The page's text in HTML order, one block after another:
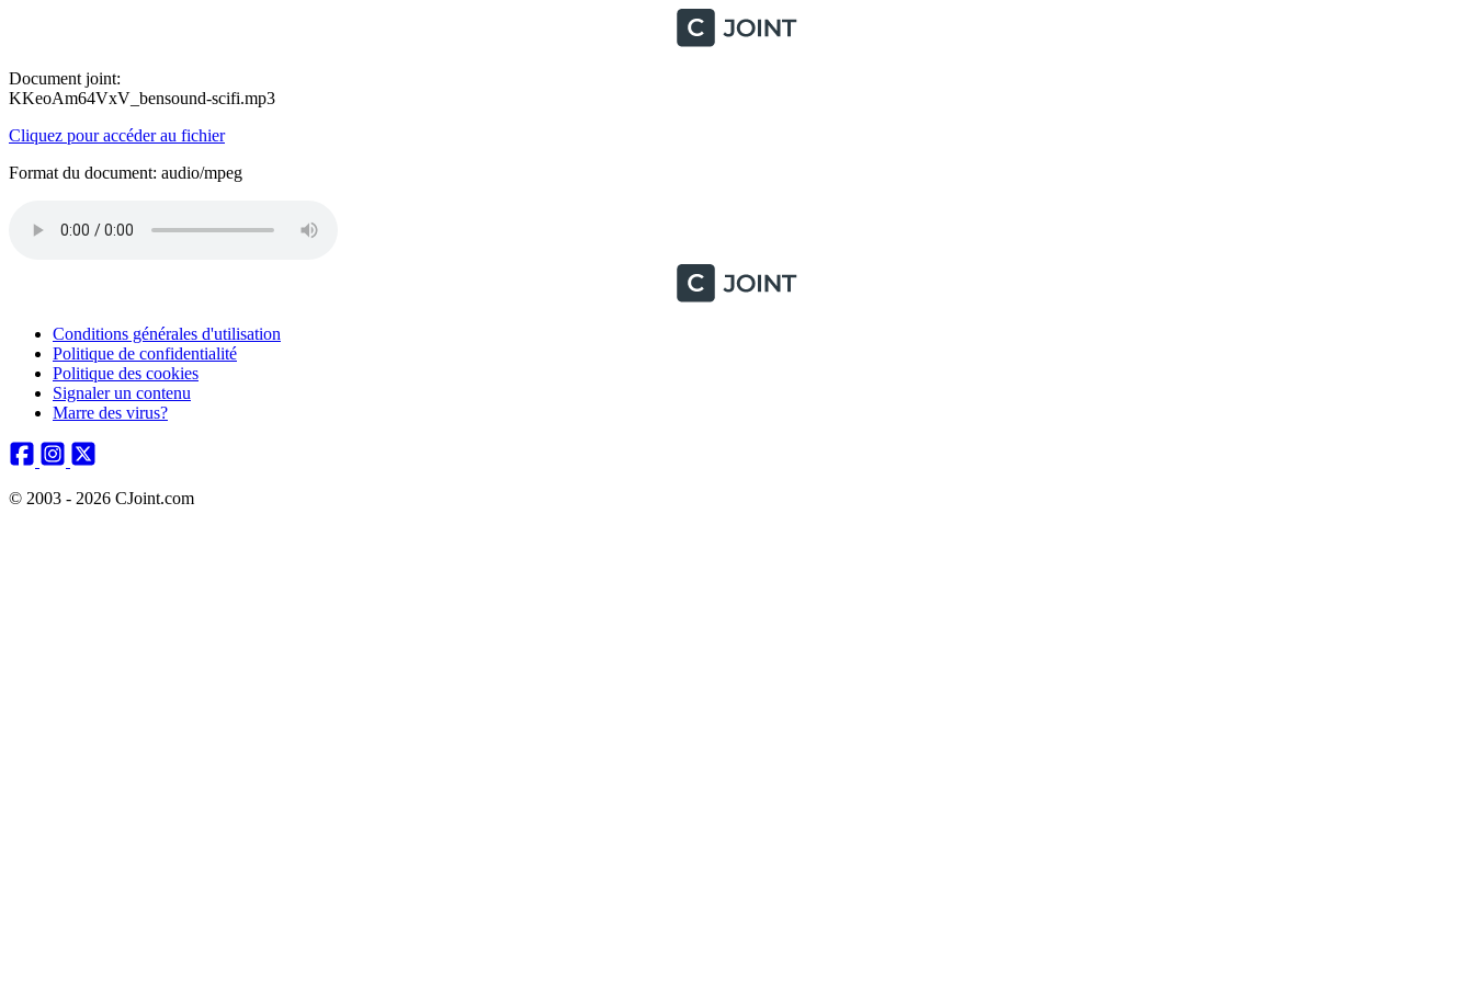
Document joint:
KKeoAm64VxV_bensound-scifi.mp3
Cliquez pour accéder au fichier
Format du document: audio/mpeg
Conditions générales d'utilisation
Politique de confidentialité
Politique des cookies
Signaler un contenu
Marre des virus?
© 2003 - 2026 CJoint.com